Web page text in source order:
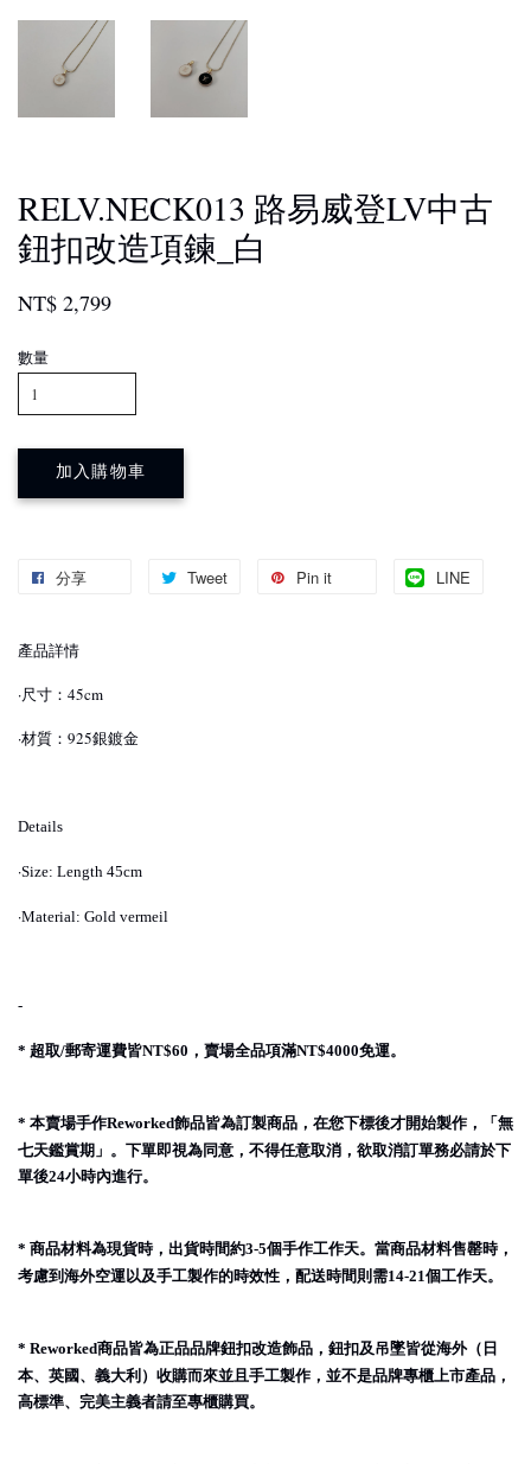
RELV.NECK013 路易威登LV中古
鈕扣改造項鍊_白
NT$ 2,799
數量
加入購物車
分享 Tweet Pin it LINE
產品詳情
·尺寸：45cm
·材質：925銀鍍金
Details
·Size: Length 45cm
·Material: Gold vermeil
-
* 超取/郵寄運費皆NT$60 ，賣場全品項滿NT$4000免運。
* 本賣場手作Reworked飾品皆為訂製商品，在您下標後才開始製作，「無
七天鑑賞期」。下單即視為同意，不得任意取消，欲取消訂單務必請於下
單後24小時內進行。
* 商品材料為現貨時，出貨時間約3-5個手作工作天。當商品材料售罄時，
考慮到海外空運以及手工製作的時效性，配送時間則需14-21個工作天。
* Reworked商品皆為正品品牌鈕扣改造飾品，鈕扣及吊墜皆從海外（日
本、英國、義大利）收購而來並且手工製作，並不是品牌專櫃上市產品，
高標準、完美主義者請至專櫃購買。